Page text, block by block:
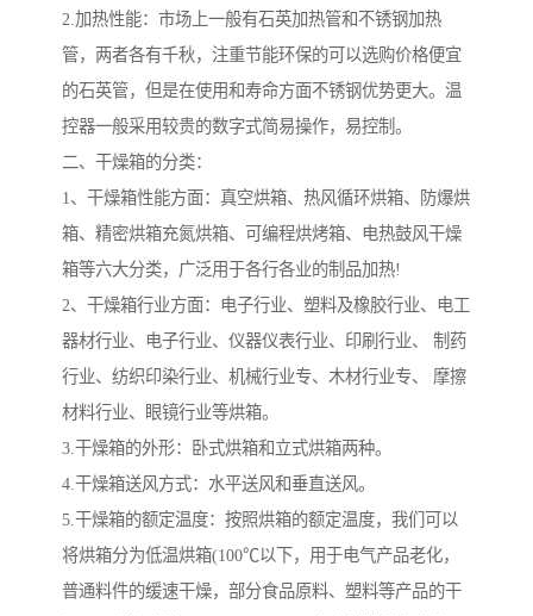
2.加热性能：市场上一般有石英加热管和不锈钢加热
管，两者各有千秋，注重节能环保的可以选购价格便宜
的石英管，但是在使用和寿命方面不锈钢优势更大。温
控器一般采用较贵的数字式简易操作，易控制。
二、干燥箱的分类：
1、干燥箱性能方面：真空烘箱、热风循环烘箱、防爆烘
箱、精密烘箱充氮烘箱、可编程烘烤箱、电热鼓风干燥
箱等六大分类，广泛用于各行各业的制品加热!
2、干燥箱行业方面：电子行业、塑料及橡胶行业、电工
器材行业、电子行业、仪器仪表行业、印刷行业、 制药
行业、纺织印染行业、机械行业专、木材行业专、 摩擦
材料行业、眼镜行业等烘箱。
3.干燥箱的外形：卧式烘箱和立式烘箱两种。
4.干燥箱送风方式：水平送风和垂直送风。
5.干燥箱的额定温度：按照烘箱的额定温度，我们可以
将烘箱分为低温烘箱(100℃以下，用于电气产品老化，
普通料件的缓速干燥，部分食品原料、塑料等产品的干